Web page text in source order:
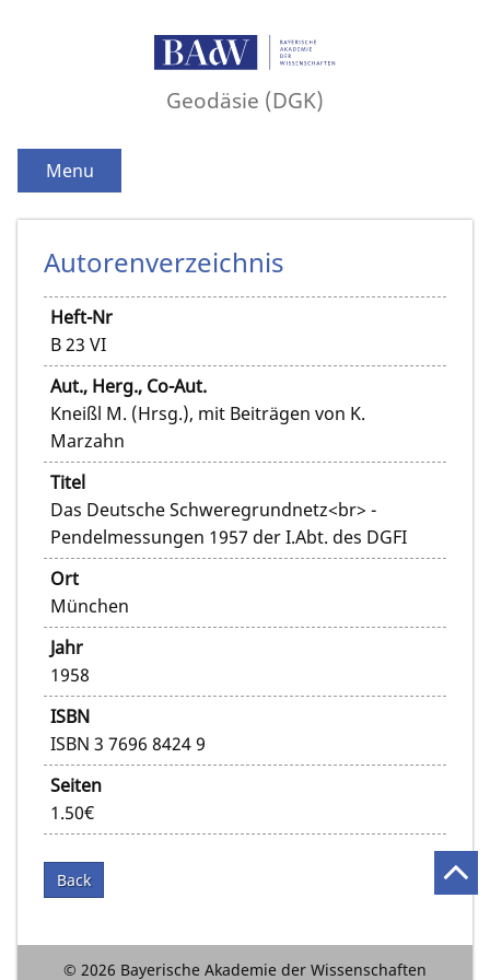
Geodäsie (DGK)
Menu
Autorenverzeichnis
Heft-Nr
B 23 VI
Aut., Herg., Co-Aut.
Kneißl M. (Hrsg.), mit Beiträgen von K.
Marzahn
Titel
Das Deutsche Schweregrundnetz<br> -
Pendelmessungen 1957 der I.Abt. des DGFI
Ort
München
Jahr
1958
ISBN
ISBN 3 7696 8424 9
Seiten
1.50€
Back
© 2026 Bayerische Akademie der Wissenschaften